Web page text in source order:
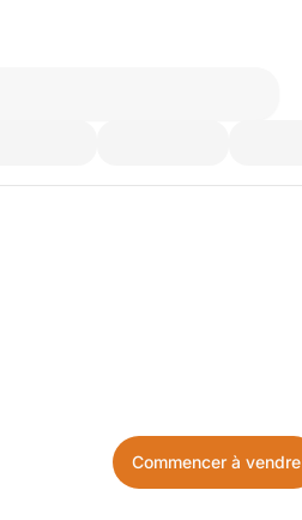
Commencer à vendre